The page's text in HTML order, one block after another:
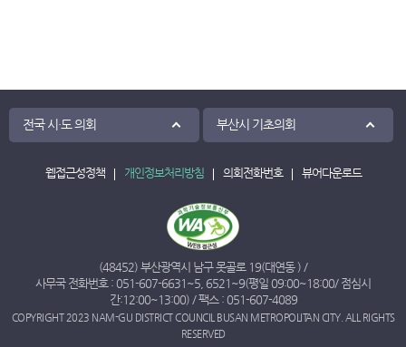
전국 시·도 의회 부산시 기초의회
웹접근성정책 개인정보처리방침 의회전화번호 뷰어다운로드
(48452) 부산광역시 남구 못골로 19(대연동 ) /
사무국 전화번호 : 051-607-6631 ~5 6521 ~9(평일 09:00~18:00/ 점심시
간:12:00~13:00) / 팩스 : 051-607-4089
COPYRIGHT 2023 NAM-GU DISTRICT COUNCIL BUSAN METROPOLITAN CITY. ALL RIGHTS
RESERVED